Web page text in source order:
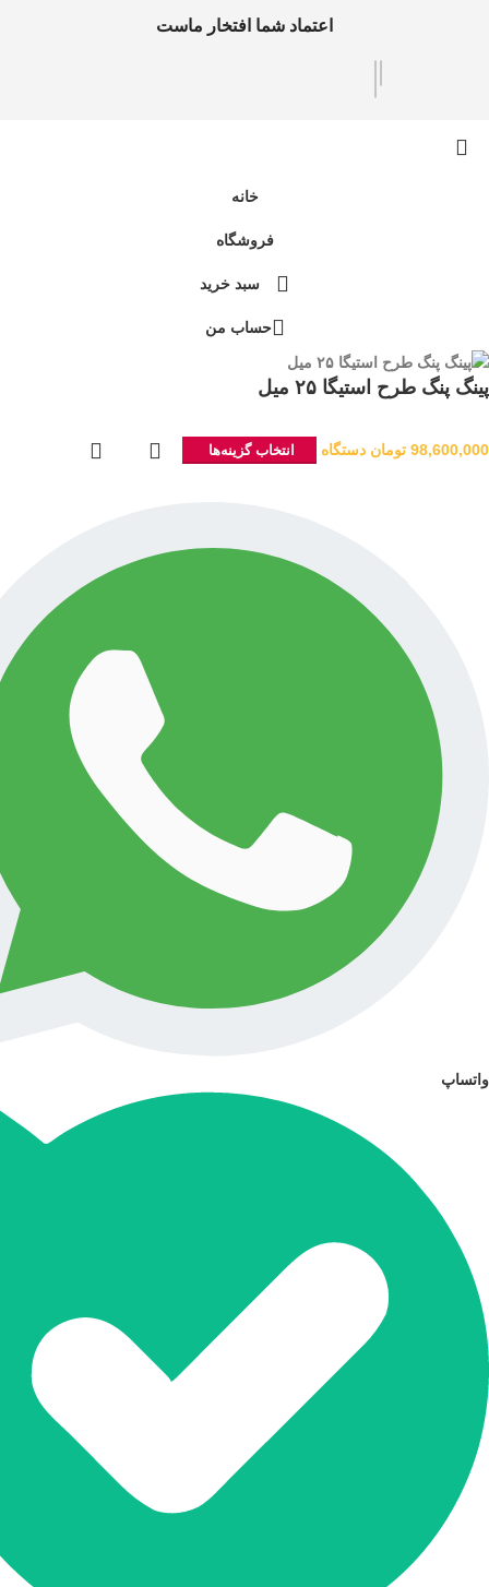
اعتماد شما افتخار ماست
خانه
فروشگاه
سبد خرید
حساب من
پینگ پنگ طرح استیگا ۲۵ میل
98,600,000 تومان دستگاه انتخاب گزینه‌ها
واتساپ